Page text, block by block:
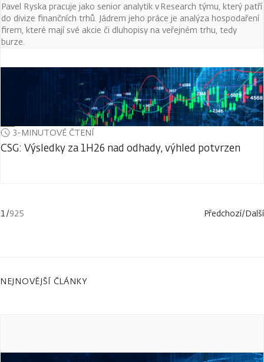
Pavel Ryska pracuje jako senior analytik v Research týmu, který patří
do divize finančních trhů. Jádrem jeho práce je analýza hospodaření
firem, které mají své akcie či dluhopisy na veřejném trhu, tedy
burze.
3-MINUTOVÉ ČTENÍ
CSG: Výsledky za 1H26 nad odhady, výhled potvrzen
1/925 Předchozí/Další
NEJNOVĚJŠÍ ČLÁNKY